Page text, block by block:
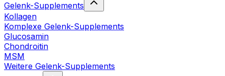
Gelenk-Supplements
Kollagen
Komplexe Gelenk-Supplements
Glucosamin
Chondroitin
MSM
Weitere Gelenk-Supplements